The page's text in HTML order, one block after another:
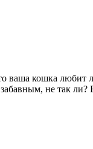
кошка любит
не так